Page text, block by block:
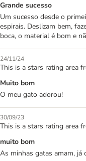
Grande sucesso
Um sucesso desde o
espirais. Deslizam bem,
boca, o material é bom e
24/11/24
This is a stars rating area
Muito bom
O meu gato adorou!
30/09/23
This is a stars rating area
muito bom
As minhas gatas amam, já